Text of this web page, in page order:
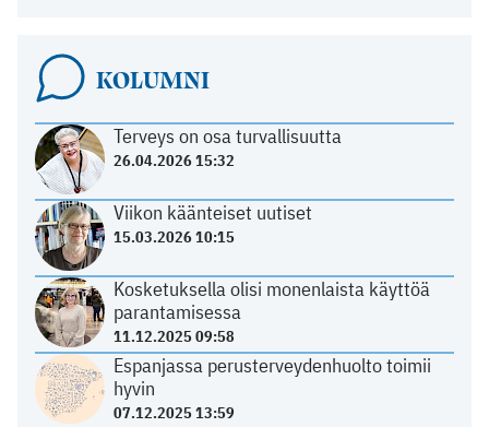
KOLUMNI
Terveys on osa turvallisuutta
26.04.2026 15:32
Viikon käänteiset uutiset
15.03.2026 10:15
Kosketuksella olisi monenlaista käyttöä
parantamisessa
11.12.2025 09:58
Espanjassa perusterveydenhuolto toimii
hyvin
07.12.2025 13:59